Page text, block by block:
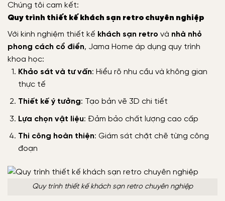
Chúng tôi cam kết:
Quy trình thiết kế khách sạn retro chuyên nghiệp
Với kinh nghiệm thiết kế khách sạn retro và nhà nhỏ
phong cách cổ điển, Jama Home áp dụng quy trình
khoa học:
Khảo sát và tư vấn: Hiểu rõ nhu cầu và không gian
thực tế
Thiết kế ý tưởng: Tạo bản vẽ 3D chi tiết
Lựa chọn vật liệu: Đảm bảo chất lượng cao cấp
Thi công hoàn thiện: Giám sát chặt chẽ từng công
đoạn
Quy trình thiết kế khách sạn retro chuyên nghiệp